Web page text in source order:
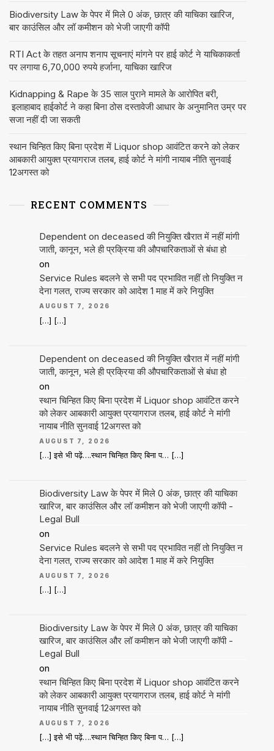
Biodiversity Law के पेपर में मिले 0 अंक, छात्र की याचिका खारिज,
बार काउंसिल और लॉ कमीशन को भेजी जाएगी कॉपी
RTI Act के तहत अनाप शनाप सूचनाएं मांगने पर हाई कोर्ट ने याचिकाकर्ता
पर लगाया 6,70,000 रुपये हर्जाना, याचिका खारिज
Kidnapping & Rape के 35 साल पुराने मामले के आरोपित बरी,
इलाहाबाद हाईकोर्ट ने कहा बिना ठोस दस्तावेजी आधार के अनुमानित उम्र पर
सजा नहीं दी जा सकती
स्थान चिन्हित किए बिना प्रदेश में Liquor shop आवंटित करने को लेकर
आबकारी आयुक्त प्रयागराज तलब, हाई कोर्ट ने मांगी नायाब नीति सुनवाई
12अगस्त को
RECENT COMMENTS
Dependent on deceased की नियुक्ति खैरात में नहीं मांगी
जाती, कानून, भले ही प्रक्रिया की औपचारिकताओं से बंधा हो
on
Service Rules बदलने से सभी पद प्रभावित नहीं तो नियुक्ति न
देना गलत, राज्य सरकार को आदेश 1 माह में करे नियुक्ति
AUGUST 7, 2026
[…] […]
Dependent on deceased की नियुक्ति खैरात में नहीं मांगी
जाती, कानून, भले ही प्रक्रिया की औपचारिकताओं से बंधा हो
on
स्थान चिन्हित किए बिना प्रदेश में Liquor shop आवंटित करने
को लेकर आबकारी आयुक्त प्रयागराज तलब, हाई कोर्ट ने मांगी
नायाब नीति सुनवाई 12अगस्त को
AUGUST 7, 2026
[…] इसे भी पढ़ें….स्थान चिन्हित किए बिना प… […]
Biodiversity Law के पेपर में मिले 0 अंक, छात्र की याचिका
खारिज, बार काउंसिल और लॉ कमीशन को भेजी जाएगी कॉपी -
Legal Bull
on
Service Rules बदलने से सभी पद प्रभावित नहीं तो नियुक्ति न
देना गलत, राज्य सरकार को आदेश 1 माह में करे नियुक्ति
AUGUST 7, 2026
[…] […]
Biodiversity Law के पेपर में मिले 0 अंक, छात्र की याचिका
खारिज, बार काउंसिल और लॉ कमीशन को भेजी जाएगी कॉपी -
Legal Bull
on
स्थान चिन्हित किए बिना प्रदेश में Liquor shop आवंटित करने
को लेकर आबकारी आयुक्त प्रयागराज तलब, हाई कोर्ट ने मांगी
नायाब नीति सुनवाई 12अगस्त को
AUGUST 7, 2026
[…] इसे भी पढ़ें….स्थान चिन्हित किए बिना प… […]